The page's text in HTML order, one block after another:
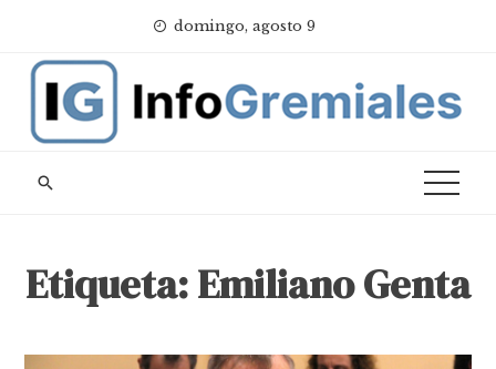
content
domingo, agosto 9
Etiqueta:Emiliano Genta